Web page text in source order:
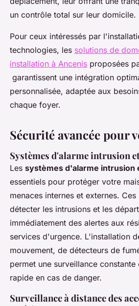
un contrôle total sur leur domicile.
Pour ceux intéressés par
technologies, les solutions de
installation à Ancenis proposées
garantissent une intégration
personnalisée, adaptée aux
chaque foyer.
Sécurité avancée pour
Systèmes d'alarme intrusion
Les systèmes d'alarme intrusion
essentiels pour protéger votre
menaces internes et externes.
détecter les intrusions et les
immédiatement des alertes aux
services d'urgence. L'installation
mouvement, de détecteurs de
permet une surveillance constante
rapide en cas de danger.
Surveillance à distance des